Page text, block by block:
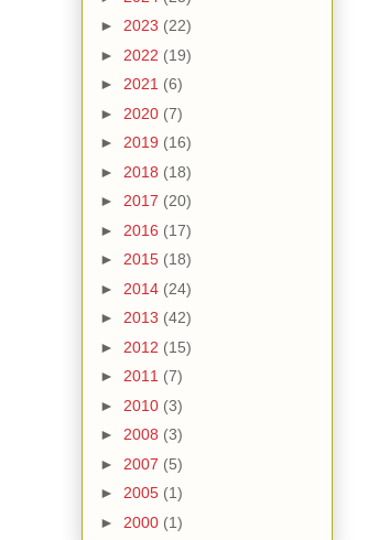
► 2023 (22)
► 2022 (19)
► 2021 (6)
► 2020 (7)
► 2019 (16)
► 2018 (18)
► 2017 (20)
► 2016 (17)
► 2015 (18)
► 2014 (24)
► 2013 (42)
► 2012 (15)
► 2011 (7)
► 2010 (3)
► 2008 (3)
► 2007 (5)
► 2005 (1)
► 2000 (1)